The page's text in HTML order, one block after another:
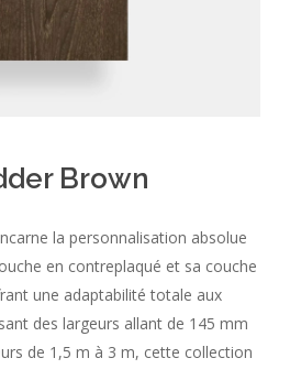
Brown
la personnalisation absolue
en contreplaqué et sa couche
une adaptabilité totale aux
des largeurs allant de 145 mm
de 1,5 m à 3 m, cette collection